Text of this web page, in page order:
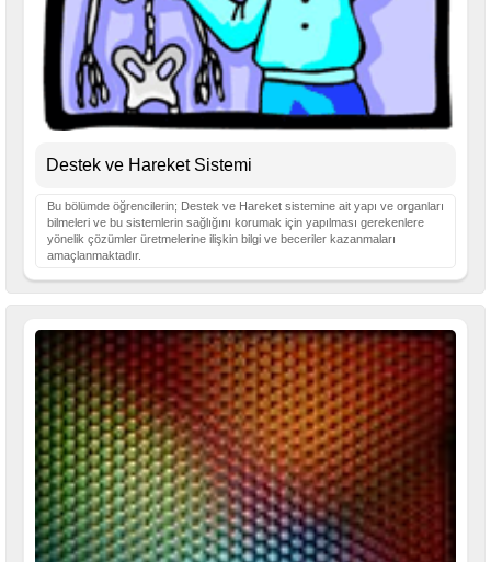
Destek ve Hareket Sistemi
Bu bölümde öğrencilerin; Destek ve Hareket sistemine ait yapı ve organları
bilmeleri ve bu sistemlerin sağlığını korumak için yapılması gerekenlere
yönelik çözümler üretmelerine ilişkin bilgi ve beceriler kazanmaları
amaçlanmaktadır.